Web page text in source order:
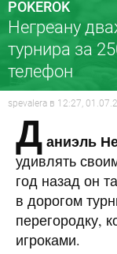
POKEROK
Негреану
турнира за
телефон
spevalera в 12:27,
Даниэль
удивлять
год назад он
в дорогом
перегородку,
игроками.